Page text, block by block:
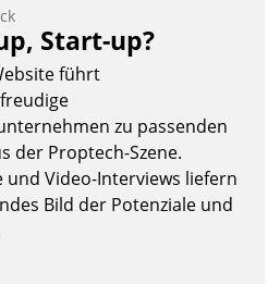
Start-up?
führt
zu passenden
der Proptech-Szene.
und Video-Interviews liefern
Bild der Potenziale und